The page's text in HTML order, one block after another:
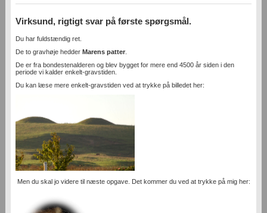
Virksund, rigtigt svar på første spørgsmål.
Du har fuldstændig ret.
De to gravhøje hedder Marens patter.
De er fra bondestenalderen og blev bygget for mere end 4500 år siden i den
periode vi kalder enkelt-gravstiden.
Du kan læse mere enkelt-gravstiden ved at trykke på billedet her:
Men du skal jo videre til næste opgave. Det kommer du ved at trykke på mig her: